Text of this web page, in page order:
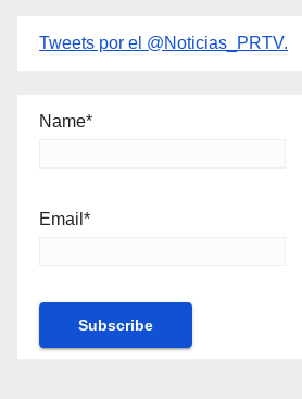
Tweets por el @Noticias_PRTV.
Name*
Email*